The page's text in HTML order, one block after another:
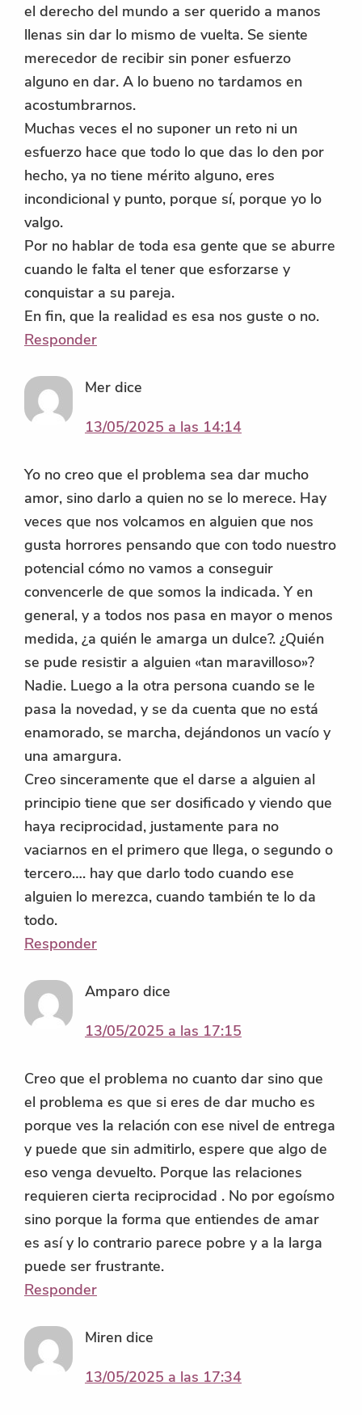
el derecho del mundo a ser querido a manos
llenas sin dar lo mismo de vuelta. Se siente
merecedor de recibir sin poner esfuerzo
alguno en dar. A lo bueno no tardamos en
acostumbrarnos.
Muchas veces el no suponer un reto ni un
esfuerzo hace que todo lo que das lo den por
hecho, ya no tiene mérito alguno, eres
incondicional y punto, porque sí, porque yo lo
valgo.
Por no hablar de toda esa gente que se aburre
cuando le falta el tener que esforzarse y
conquistar a su pareja.
En fin, que la realidad es esa nos guste o no.
Responder
Mer dice
13/05/2025 a las 14:14
Yo no creo que el problema sea dar mucho
amor, sino darlo a quien no se lo merece. Hay
veces que nos volcamos en alguien que nos
gusta horrores pensando que con todo nuestro
potencial cómo no vamos a conseguir
convencerle de que somos la indicada. Y en
general, y a todos nos pasa en mayor o menos
medida, ¿a quién le amarga un dulce?. ¿Quién
se pude resistir a alguien «tan maravilloso»?
Nadie. Luego a la otra persona cuando se le
pasa la novedad, y se da cuenta que no está
enamorado, se marcha, dejándonos un vacío y
una amargura.
Creo sinceramente que el darse a alguien al
principio tiene que ser dosificado y viendo que
haya reciprocidad, justamente para no
vaciarnos en el primero que llega, o segundo o
tercero…. hay que darlo todo cuando ese
alguien lo merezca, cuando también te lo da
todo.
Responder
Amparo dice
13/05/2025 a las 17:15
Creo que el problema no cuanto dar sino que
el problema es que si eres de dar mucho es
porque ves la relación con ese nivel de entrega
y puede que sin admitirlo, espere que algo de
eso venga devuelto. Porque las relaciones
requieren cierta reciprocidad . No por egoísmo
sino porque la forma que entiendes de amar
es así y lo contrario parece pobre y a la larga
puede ser frustrante.
Responder
Miren dice
13/05/2025 a las 17:34